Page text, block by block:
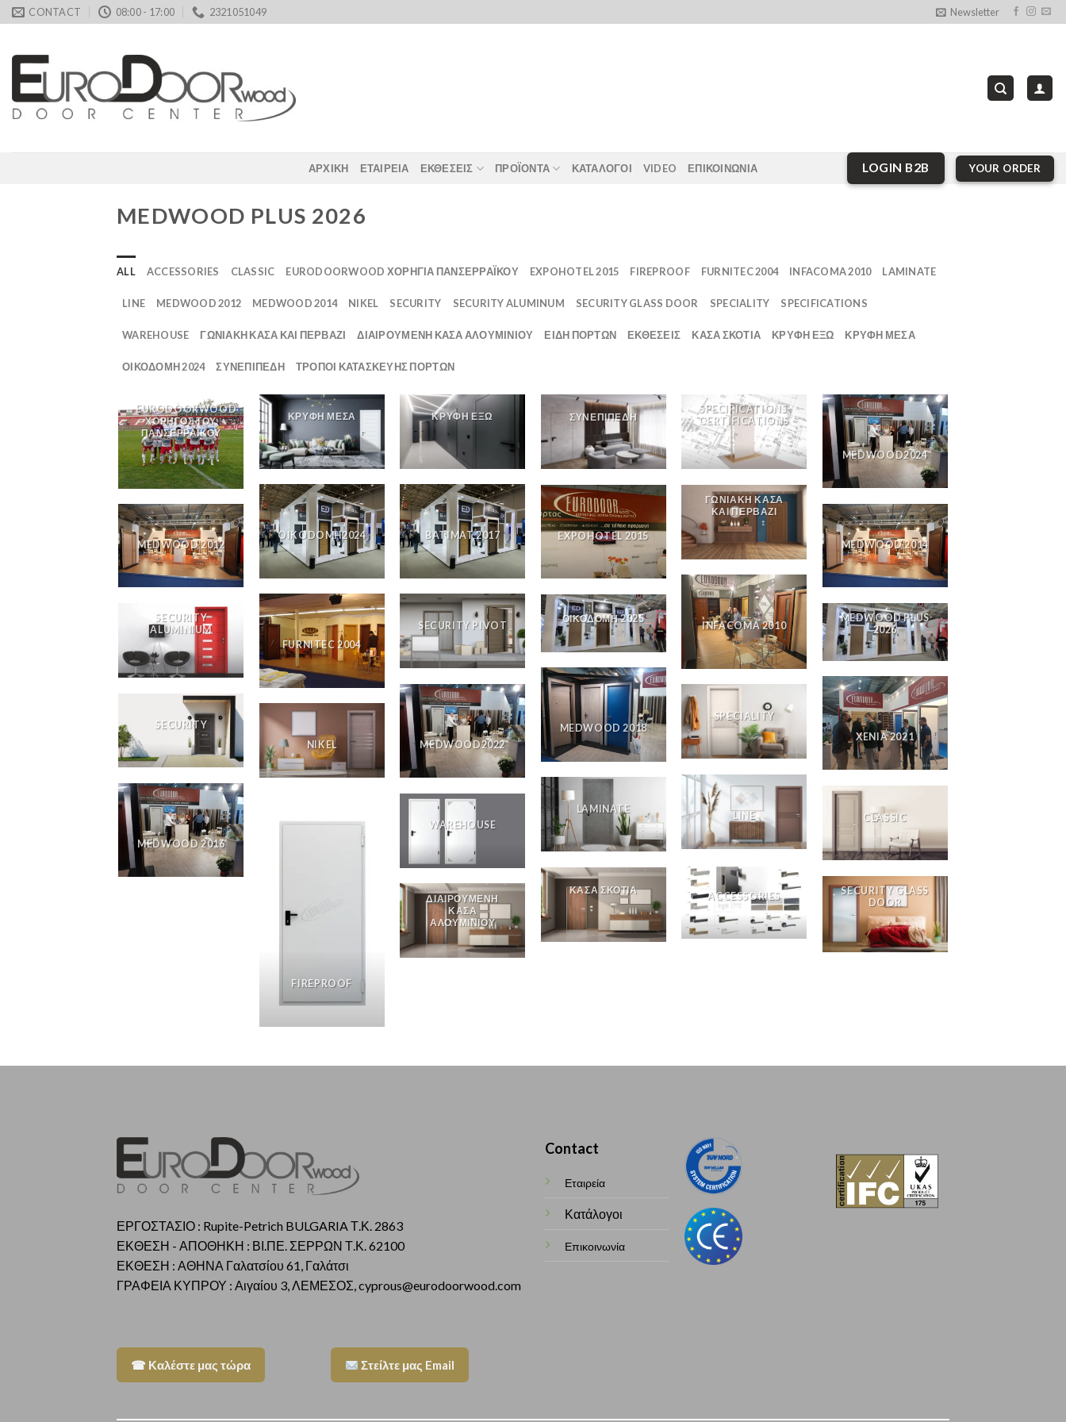
Skip
to
CONTACT 08:00 - 17:00 2321051049 Newsletter
ΑΡΧΙΚΗ ΕΤΑΙΡΕΙΑ ΕΚΘΕΣΕΙΣ ΠΡΟΪΟΝΤΑ ΚΑΤΑΛΟΓΟΙ VIDEO ΕΠΙΚΟΙΝΩΝΙΑ LOGIN B2B YOUR ORDER
MEDWOOD PLUS 2026
ALL ACCESSORIES CLASSIC EURODOORWOOD ΧΟΡΗΓΙΑ ΠΑΝΣΕΡΡΑΪΚΟΥ EXPOHOTEL 2015 FIREPROOF FURNITEC 2004 INFACOMA 2010 LAMINATE
LINE MEDWOOD 2012 MEDWOOD 2014 NIKEL SECURITY SECURITY ALUMINUM SECURITY GLASS DOOR SPECIALITY SPECIFICATIONS
WAREHOUSE ΓΩΝΙΑΚΗ ΚΑΣΑ ΚΑΙ ΠΕΡΒΑΖΙ ΔΙΑΙΡΟΥΜΕΝΗ ΚΑΣΑ ΑΛΟΥΜΙΝΙΟΥ ΕΙΔΗ ΠΟΡΤΩΝ ΕΚΘΕΣΕΙΣ ΚΆΣΑ ΣΚΟΤΊΑ ΚΡΥΦΗ ΕΞΩ ΚΡΥΦΗ ΜΕΣΑ
ΟΙΚΟΔΟΜΗ 2024 ΣΥΝΕΠΙΠΕΔΗ ΤΡΟΠΟΙ ΚΑΤΑΣΚΕΥΗΣ ΠΟΡΤΩΝ
EURODOORWOOD
ΧΟΡΗΓΟΣ ΤΟΥ
ΠΑΝΣΕΡΡΑΪΚΟΥ
ΚΡΥΦΗ ΜΕΣΑ ΚΡΥΦΗ ΕΞΩ ΣΥΝΕΠΙΠΕΔΗ
SPECIFICATIONS-
CERTIFICATIONS
MEDWOOD2024
OIKODOMH2024 BATIMAT 2017 EXPOHOTEL 2015
ΓΩΝΙΑΚΗ ΚΑΣΑ
ΚΑΙ ΠΕΡΒΑΖΙ
MEDWOOD 2014
MEDWOOD 2012
INFACOMA 2010
FURNITEC 2004
SECURITY PIVOT
ΟΙΚΟΔΟΜΗ 2025
MEDWOOD PLUS
2026
SECURITY
ALUMINIUM
MEDWOOD 2018
XENIA 2021
MEDWOOD2022
SPECIALITY
SECURITY
NIKEL
LINE
LAMINATE
MEDWOOD 2016
CLASSIC
WAREHOUSE
FIREPROOF
ACCESSORIES
ΚΑΣΑ ΣΚΟΤΙΑ
SECURITY GLASS
DOOR
ΔΙΑΙΡΟΥΜΕΝΗ
ΚΑΣΑ
ΑΛΟΥΜΙΝΙΟΥ
ΕΡΓΟΣΤΑΣΙΟ : Rupite-Petrich BULGARIA Τ.Κ. 2863
ΕΚΘΕΣΗ - ΑΠΟΘΗΚΗ : ΒΙ.ΠΕ. ΣΕΡΡΩΝ Τ.Κ. 62100
ΕΚΘΕΣΗ : ΑΘΗΝΑ Γαλατσίου 61, Γαλάτσι
ΓΡΑΦΕΙΑ ΚΥΠΡΟΥ : Αιγαίου 3, ΛΕΜΕΣΟΣ, cyprous@eurodoorwood.com
☎ Καλέστε μας τώρα Στείλτε μας Email
Contact
Εταιρεία
Κατάλογοι
Επικοινωνία